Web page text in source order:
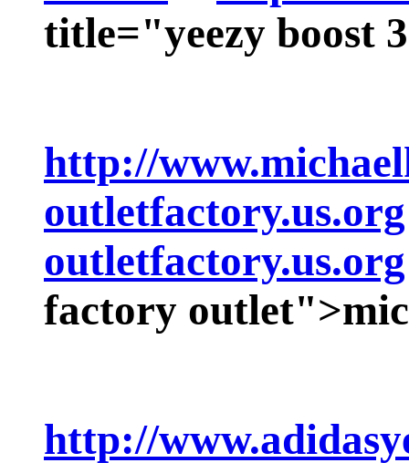
title="yeezy boost
http://
outletfactory.us.org
outletfactory.us.org
factory outlet">
http://